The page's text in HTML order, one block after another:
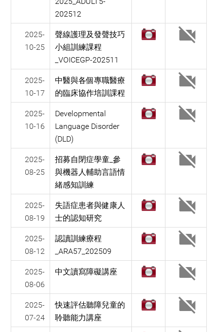
202512
2025-
10-25
聲線護理及發聲技巧
小組訓練課程
_VOICEGP-202511
2025-
10-17
中醫與各個專職醫療
的臨床協作培訓課程
2025-
10-16
Developmental
Language Disorder
(DLD)
2025-
08-25
招募自閉症學童_參
與機器人輔助言語情
緒感知訓練
2025-
08-19
失語症患者與健康人
士的認知研究
2025-
08-12
認讀訓練療程
_ARA57_202509
2025-
08-06
中文讀寫障礙講座
2025-
07-24
快速評估聽障兒童的
聆聽能力講座